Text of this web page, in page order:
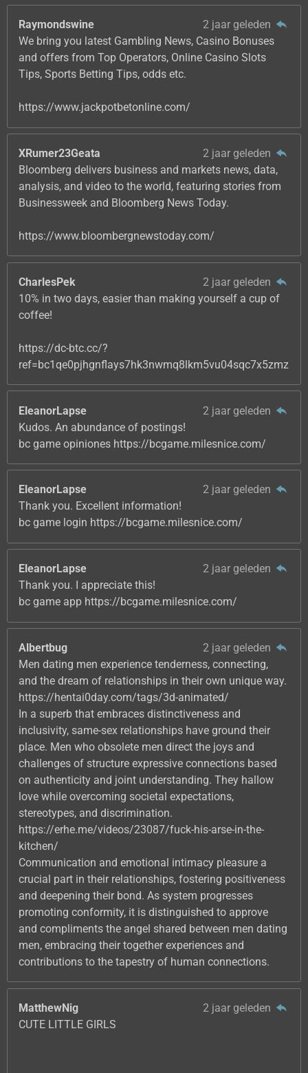
Raymondswine
2 jaar geleden
We bring you latest Gambling News, Casino Bonuses
and offers from Top Operators, Online Casino Slots
Tips, Sports Betting Tips, odds etc.
https://www.jackpotbetonline.com/
XRumer23Geata
2 jaar geleden
Bloomberg delivers business and markets news, data,
analysis, and video to the world, featuring stories from
Businessweek and Bloomberg News Today.
https://www.bloombergnewstoday.com/
CharlesPek
2 jaar geleden
10% in two days, easier than making yourself a cup of
coffee!
https://dc-btc.cc/?
ref=bc1qe0pjhgnflays7hk3nwmq8lkm5vu04sqc7x5zmz
EleanorLapse
2 jaar geleden
Kudos. An abundance of postings!
bc game opiniones https://bcgame.milesnice.com/
EleanorLapse
2 jaar geleden
Thank you. Excellent information!
bc game login https://bcgame.milesnice.com/
EleanorLapse
2 jaar geleden
Thank you. I appreciate this!
bc game app https://bcgame.milesnice.com/
Albertbug
2 jaar geleden
Men dating men experience tenderness, connecting,
and the dream of relationships in their own unique way.
https://hentai0day.com/tags/3d-animated/
In a superb that embraces distinctiveness and
inclusivity, same-sex relationships have ground their
place. Men who obsolete men direct the joys and
challenges of structure expressive connections based
on authenticity and joint understanding. They hallow
love while overcoming societal expectations,
stereotypes, and discrimination.
https://erhe.me/videos/23087/fuck-his-arse-in-the-
kitchen/
Communication and emotional intimacy pleasure a
crucial part in their relationships, fostering positiveness
and deepening their bond. As system progresses
promoting conformity, it is distinguished to approve
and compliments the angel shared between men dating
men, embracing their together experiences and
contributions to the tapestry of human connections.
MatthewNig
2 jaar geleden
CUTE LITTLE GIRLS